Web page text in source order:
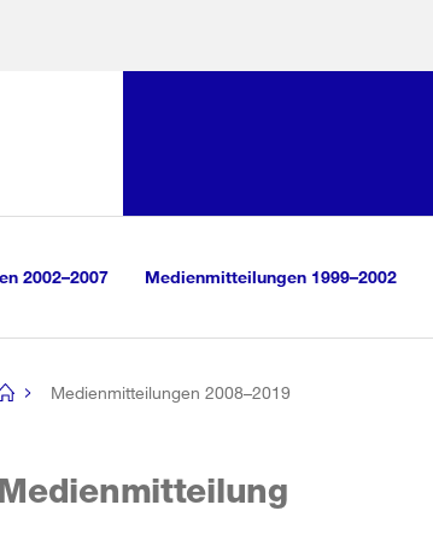
2002–2007 Medienmitteilungen 1999–2002
Medienmitteilungen 2008–2019